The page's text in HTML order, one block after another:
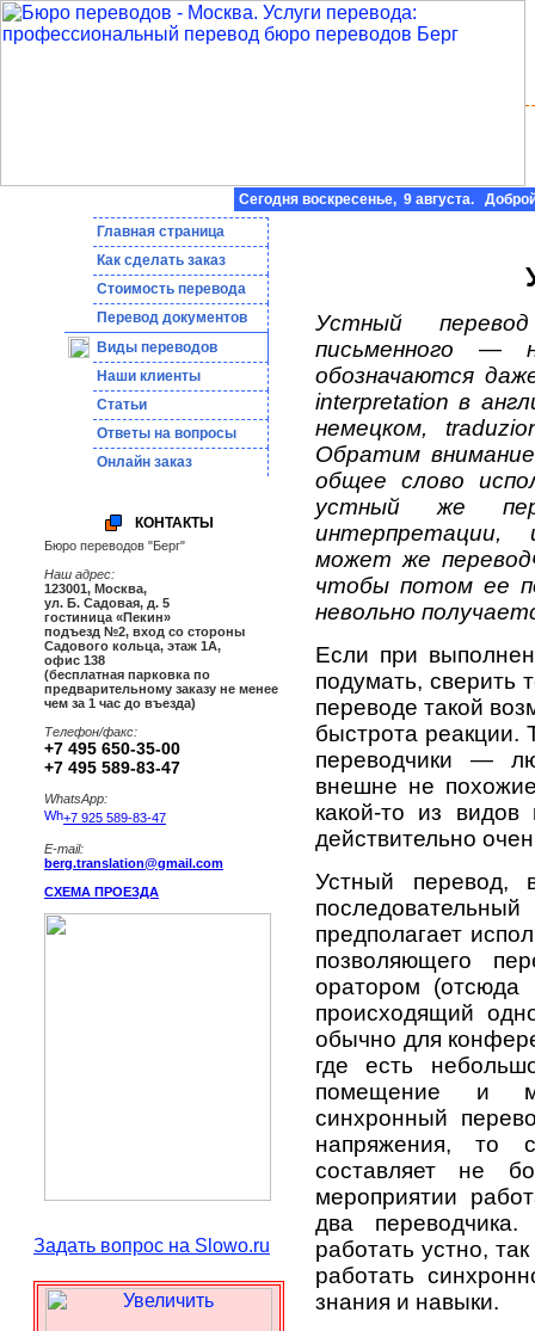
Сегодня воскресенье, 9 августа.
Главная страница
Как сделать заказ
Стоимость перевода
Пepeвoд дoкумeнтoв
Виды переводов
Наши клиенты
Статьи
Ответы на вопросы
Онлайн заказ
КОНТАКТЫ
Бюро переводов "Берг"
Наш адрес:
123001, Москва,
ул. Б. Садовая, д. 5
гостиница «Пекин»
подъезд №2, вход со стороны
Садового кольца, этаж 1А,
офис 138
(бесплатная парковка по
предварительному заказу не менее
чем за 1 час до въезда)
Телефон/факс:
+7 495 650-35-00
+7 495 589-83-47
WhatsApp:
+7 925 589-83-47
E-mail:
berg.translation@gmail.com
СХЕМА ПРОЕЗДА
Задать вопрос на Slowo.ru
Устный
письменного —
обозначаются
interpretation в
немецком,
Обратим
общее слово
устный же
интерпретации,
может же
чтобы потом ее
невольно
Если при
подумать, сверить
переводе такой
быстрота реакции.
переводчики —
внешне не
какой-то из
действительно
Устный перевод,
предполагает
позволяющего
оратором
происходящий
обычно для
где есть
помещение и
синхронный
напряжения, то
составляет не
мероприятии
два
работать устно,
работать
знания и навыки.